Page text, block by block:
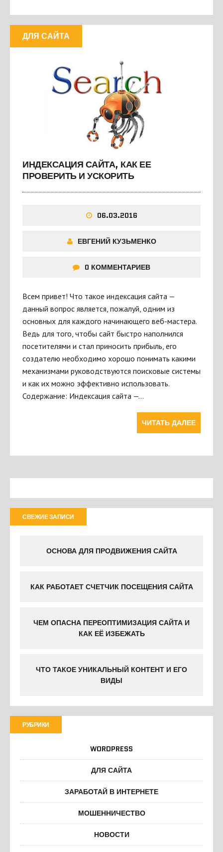
ДЛЯ САЙТА
ИНДЕКСАЦИЯ САЙТА, КАК ЕЕ
ПРОВЕРИТЬ И УСКОРИТЬ
06.03.2016
ЕВГЕНИЙ КУЗЬМЕНКО
0 КОММЕНТАРИЕВ
Всем привет! Что такое индексация сайта —
данный вопрос является, пожалуй, одним из
основных для каждого начинающего веб-мастера.
Ведь для того, чтобы сайт быстро наполнился
посетителями и стал приносить прибыль, его
создателю необходимо хорошо понимать какими
механизмами руководствуются поисковые системы
и как их можно эффективно использовать.
Содержание: Индексация сайта —…
ЧИТАТЬ ДАЛЕЕ
СВЕЖИЕ ЗАПИСИ
ОСНОВА ДЛЯ ПРОДВИЖЕНИЯ САЙТА
КАК РАБОТАЕТ СЧЕТЧИК ПОСЕЩЕНИЯ САЙТА
ЧЕМ ОПАСНА ПЕРЕОПТИМИЗАЦИЯ САЙТА И
КАК ЕЁ ИЗБЕЖАТЬ
ЧТО ТАКОЕ УНИКАЛЬНЫЙ КОНТЕНТ И ЕГО
ВИДЫ
РУБРИКИ
WORDPRESS
ДЛЯ САЙТА
ЗАРАБОТАЙ В ИНТЕРНЕТЕ
МОШЕННИЧЕСТВО
НОВОСТИ